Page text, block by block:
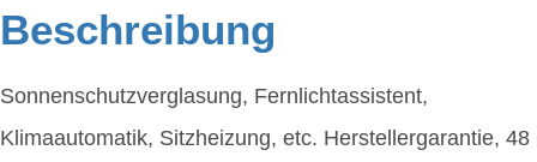
Beschreibung
Sonnenschutzverglasung, Fernlichtassistent,
Klimaautomatik, Sitzheizung, etc. Herstellergarantie, 48